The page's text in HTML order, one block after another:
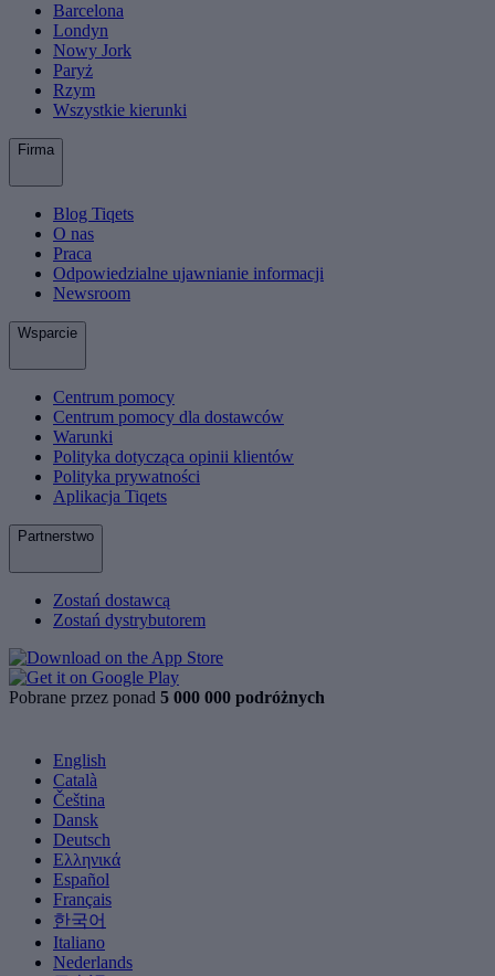
Barcelona
Londyn
Nowy Jork
Paryż
Rzym
Wszystkie kierunki
Firma
Blog Tiqets
O nas
Praca
Odpowiedzialne ujawnianie informacji
Newsroom
Wsparcie
Centrum pomocy
Centrum pomocy dla dostawców
Warunki
Polityka dotycząca opinii klientów
Polityka prywatności
Aplikacja Tiqets
Partnerstwo
Zostań dostawcą
Zostań dystrybutorem
Pobrane przez ponad 5 000 000 podróżnych
English
Català
Čeština
Dansk
Deutsch
Ελληνικά
Español
Français
한국어
Italiano
Nederlands